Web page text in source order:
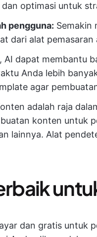
optimasi untuk
pengguna: Semakin
dari alat pemasaran
AI dapat membantu
Anda lebih
agar
adalah raja
konten untuk
lainnya. Alat
dan gratis untuk